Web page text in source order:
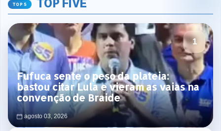
Fufuca sente o peso da plateia:
bastou citar Lula e vieram as vaias na
convenção de Braide
agosto 03, 2026